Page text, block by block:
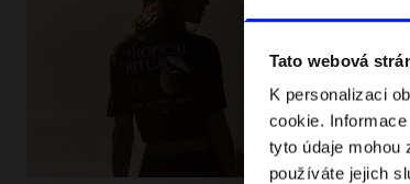
Tato webová
K personalizaci
cookie.
tyto údaje mohou
používáte jejich